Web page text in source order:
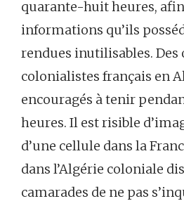
quarante-huit heures,
informations qu’ils
rendues inutilisables. Des
colonialistes français en
encouragés à tenir
heures. Il est risible
d’une cellule dans la
dans l’Algérie coloniale
camarades de ne pas